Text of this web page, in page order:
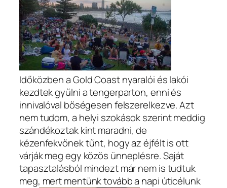
Időközben a Gold Coast nyaralói és lakói
kezdtek gyűlni a tengerparton, enni és
innivalóval bőségesen felszerelkezve. Azt
nem tudom, a helyi szokások szerint meddig
szándékoztak kint maradni, de
kézenfekvőnek tűnt, hogy az éjfélt is ott
várják meg egy közös ünneplésre. Saját
tapasztalásból mindezt már nem is tudtuk
meg, mert mentünk tovább a napi úticélunk